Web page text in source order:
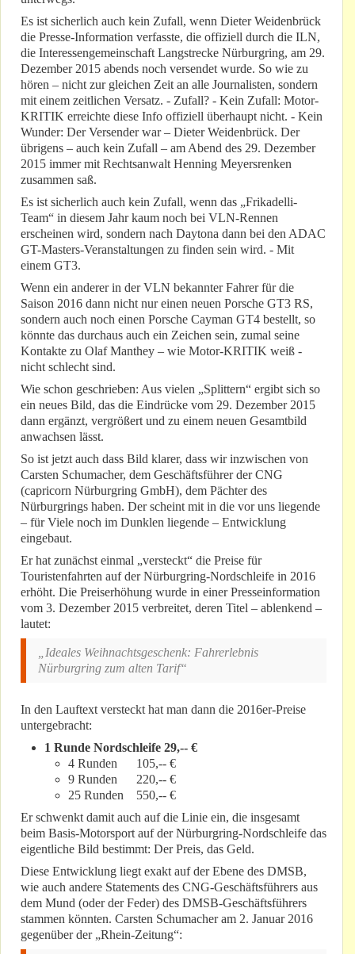
Es ist sicherlich auch kein Zufall, wenn Dieter Weidenbrück
die Presse-Information verfasste, die offiziell durch die ILN,
die Interessengemeinschaft Langstrecke Nürburgring, am 29.
Dezember 2015 abends noch versendet wurde. So wie zu
hören – nicht zur gleichen Zeit an alle Journalisten, sondern
mit einem zeitlichen Versatz. - Zufall? - Kein Zufall: Motor-
KRITIK erreichte diese Info offiziell überhaupt nicht. - Kein
Wunder: Der Versender war – Dieter Weidenbrück. Der
übrigens – auch kein Zufall – am Abend des 29. Dezember
2015 immer mit Rechtsanwalt Henning Meyersrenken
zusammen saß.
Es ist sicherlich auch kein Zufall, wenn das „Frikadelli-
Team“ in diesem Jahr kaum noch bei VLN-Rennen
erscheinen wird, sondern nach Daytona dann bei den ADAC
GT-Masters-Veranstaltungen zu finden sein wird. - Mit
einem GT3.
Wenn ein anderer in der VLN bekannter Fahrer für die
Saison 2016 dann nicht nur einen neuen Porsche GT3 RS,
sondern auch noch einen Porsche Cayman GT4 bestellt, so
könnte das durchaus auch ein Zeichen sein, zumal seine
Kontakte zu Olaf Manthey – wie Motor-KRITIK weiß -
nicht schlecht sind.
Wie schon geschrieben: Aus vielen „Splittern“ ergibt sich so
ein neues Bild, das die Eindrücke vom 29. Dezember 2015
dann ergänzt, vergrößert und zu einem neuen Gesamtbild
anwachsen lässt.
So ist jetzt auch dass Bild klarer, dass wir inzwischen von
Carsten Schumacher, dem Geschäftsführer der CNG
(capricorn Nürburgring GmbH), dem Pächter des
Nürburgrings haben. Der scheint mit in die vor uns liegende
– für Viele noch im Dunklen liegende – Entwicklung
eingebaut.
Er hat zunächst einmal „versteckt“ die Preise für
Touristenfahrten auf der Nürburgring-Nordschleife in 2016
erhöht. Die Preiserhöhung wurde in einer Presseinformation
vom 3. Dezember 2015 verbreitet, deren Titel – ablenkend –
lautet:
„Ideales Weihnachtsgeschenk: Fahrerlebnis
Nürburgring zum alten Tarif“
In den Lauftext versteckt hat man dann die 2016er-Preise
untergebracht:
1 Runde Nordschleife 29,-- €
4 Runden 105,-- €
9 Runden 220,-- €
25 Runden 550,-- €
Er schwenkt damit auch auf die Linie ein, die insgesamt
beim Basis-Motorsport auf der Nürburgring-Nordschleife das
eigentliche Bild bestimmt: Der Preis, das Geld.
Diese Entwicklung liegt exakt auf der Ebene des DMSB,
wie auch andere Statements des CNG-Geschäftsführers aus
dem Mund (oder der Feder) des DMSB-Geschäftsführers
stammen könnten. Carsten Schumacher am 2. Januar 2016
gegenüber der „Rhein-Zeitung“: